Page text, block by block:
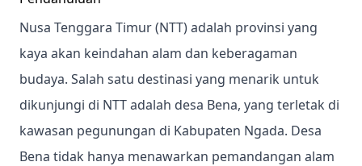
Nusa Tenggara Timur (NTT) adalah provinsi yang
kaya akan keindahan alam dan keberagaman
budaya. Salah satu destinasi yang menarik untuk
dikunjungi di NTT adalah desa Bena, yang terletak di
kawasan pegunungan di Kabupaten Ngada. Desa
Bena tidak hanya menawarkan pemandangan alam